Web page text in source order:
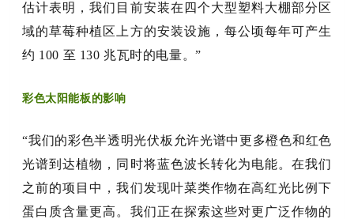
估计表明，我们目前安装在四个大型塑料大棚部分区
域的草莓种植区上方的安装设施，每公顷每年可产生
约 100 至 130 兆瓦时的电量。”
彩色太阳能板的影响
“我们的彩色半透明光伏板允许光谱中更多橙色和红色
光谱到达植物，同时将蓝色波长转化为电能。在我们
之前的项目中，我们发现叶菜类作物在高红光比例下
蛋白质含量更高。我们正在探索这些对更广泛作物的